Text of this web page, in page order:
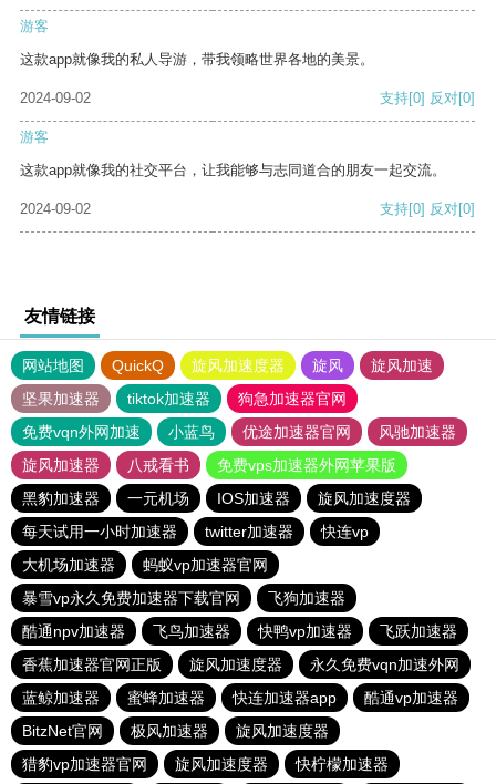
游客
这款app就像我的私人导游，带我领略世界各地的美景。
2024-09-02 支持[0] 反对[0]
游客
这款app就像我的社交平台，让我能够与志同道合的朋友一起交流。
2024-09-02 支持[0] 反对[0]
友情链接
网站地图 QuickQ 旋风加速度器 旋风
旋风加速
坚果加速器
tiktok加速器
狗急加速器官网
免费vqn外网加速
小蓝鸟 优途加速器官网
风驰加速器
旋风加速器
八戒看书
免费vps加速器外网苹果版
黑豹加速器
一元机场 IOS加速器
旋风加速度器
每天试用一小时加速器
twitter加速器
快连vp
大机场加速器
蚂蚁vp加速器官网
暴雪vp永久免费加速器下载官网
飞狗加速器
酷通npv加速器
飞鸟加速器 快鸭vp加速器
飞跃加速器
香蕉加速器官网正版
旋风加速度器
永久免费vqn加速外网
蓝鲸加速器
蜜蜂加速器 快连加速器app
酷通vp加速器
BitzNet官网
极风加速器
旋风加速度器
猎豹vp加速器官网
旋风加速度器 快柠檬加速器